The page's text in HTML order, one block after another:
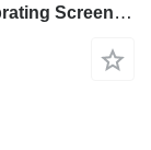
Kinglink Inclined Aggregates Stone Vibrating Screen 5X16 (4YK1548)